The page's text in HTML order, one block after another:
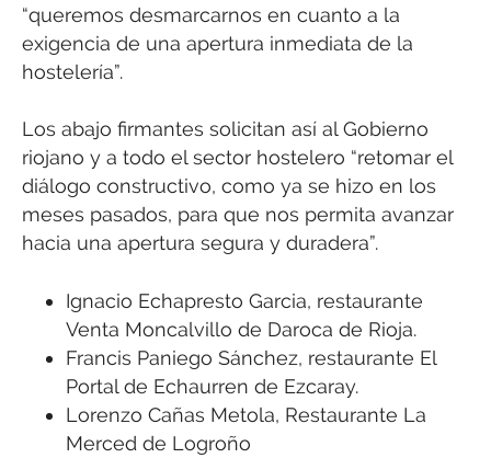
“queremos desmarcarnos en cuanto a la
exigencia de una apertura inmediata de la
hostelería”.
Los abajo firmantes solicitan así al Gobierno
riojano y a todo el sector hostelero “retomar el
diálogo constructivo, como ya se hizo en los
meses pasados, para que nos permita avanzar
hacia una apertura segura y duradera”.
Ignacio Echapresto Garcia, restaurante
Venta Moncalvillo de Daroca de Rioja.
Francis Paniego Sánchez, restaurante El
Portal de Echaurren de Ezcaray.
Lorenzo Cañas Metola, Restaurante La
Merced de Logroño